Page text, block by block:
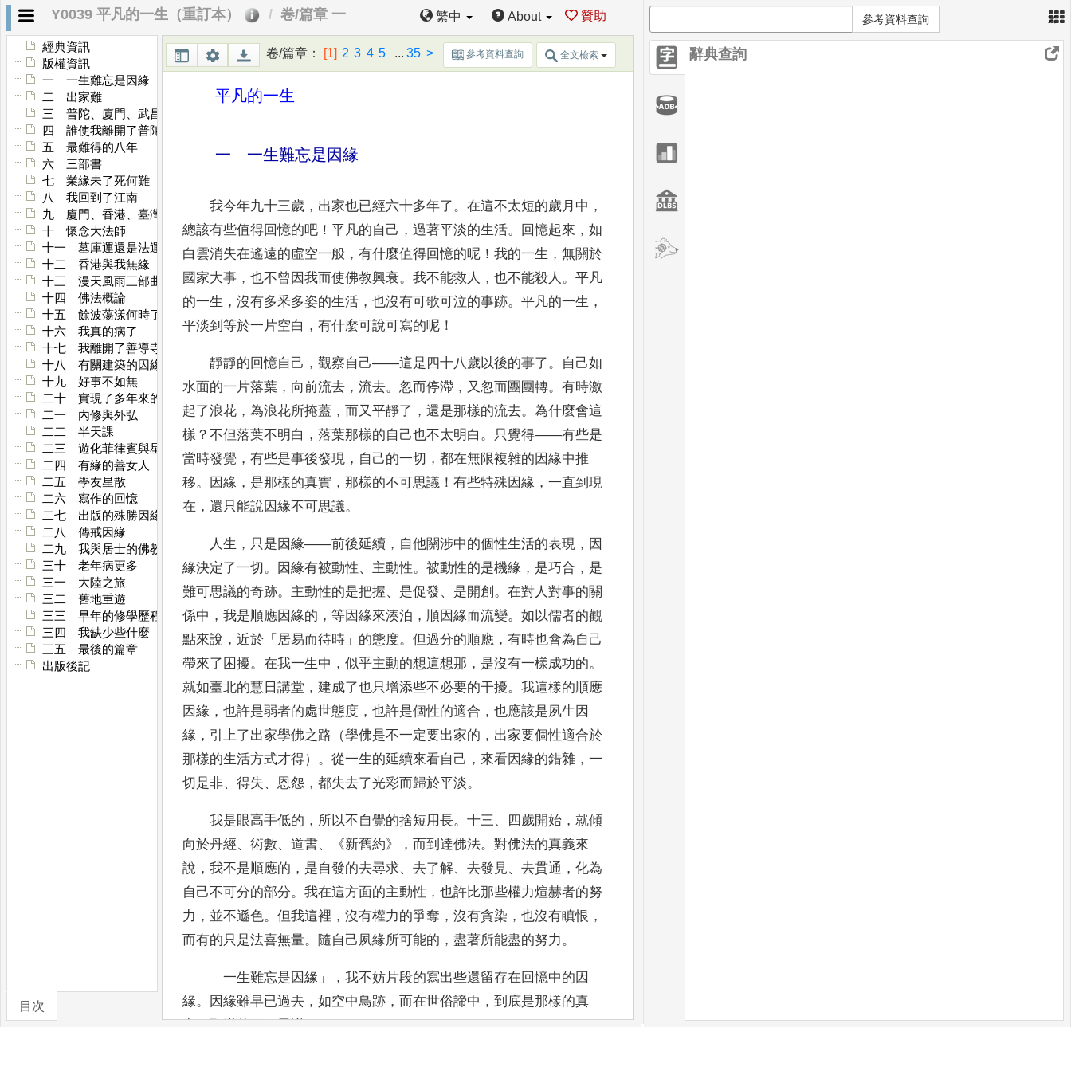
Y0039 平凡的一生（重訂本） 卷/篇章 一 繁中 About 贊助
經典資訊
版權資訊
一 一生難忘是因緣
二 出家難
三 普陀、廈門、武昌
四 誰使我離開了普陀
五 最難得的八年
六 三部書
七 業緣未了死何難
八 我回到了江南
九 廈門、香港、臺灣
十 懷念大法師
十一 墓庫運還是法運亨通
十二 香港與我無緣
十三 漫天風雨三部曲
十四 佛法概論
十五 餘波蕩漾何時了
十六 我真的病了
十七 我離開了善導寺
十八 有關建築的因緣
十九 好事不如無
二十 實現了多年來的願望
二一 內修與外弘
二二 半天課
二三 遊化菲律賓與星馬
二四 有緣的善女人
二五 學友星散
二六 寫作的回憶
二七 出版的殊勝因緣
二八 傳戒因緣
二九 我與居士的佛教事業
三十 老年病更多
三一 大陸之旅
三二 舊地重遊
三三 早年的修學歷程
三四 我缺少些什麼
三五 最後的篇章
出版後記
目次
卷/篇章 ： [1] 2 3 4 5 ... 35 > 參考資料查詢 全文檢索
平凡的一生
一 一生難忘是因緣
我今年九十三歲 ， 出家也已經六十多年了 。 在這不太短的歲月中 ，
總該有些值得回憶的吧 ！ 平凡的自己 ， 過著平淡的生活。 回憶起來 ， 如
白雲消失在遙遠的虛空一般 ， 有什麼值得回憶的呢 ！ 我的一生 ， 無關於
國家大事 ， 也不曾因我而使佛教興衰。 我不能救人 ， 也不能殺人 。 平凡
的一生 ， 沒有多釆多姿的生活 ， 也沒有可歌可泣的事跡。 平凡的一生 ，
平淡到等於一片空白 ， 有什麼可說可寫的呢 ！
靜靜的回憶自己 ， 觀察自己——這是四十八歲以後的事了 。
自己如
水面的一 片落葉 ， 向前流去 ， 流去。 忽而停滯 ， 又忽而團團轉。 有時激
起了浪花 ， 為浪花所掩蓋 ， 而又平靜了 ， 還是那樣的流去。 為什麼會這
樣 ？ 不但落葉不明白 ， 落葉那樣的自己也不太明白 。 只覺得——有些是
當時發覺 ， 有些是事後發現 ， 自己的一切 ， 都在無限複雜的因緣中推
移。 因緣 ， 是那樣的真實 ， 那樣的不可思議 ！ 有些特殊因緣 ， 一直到現
在 ， 還只能說因緣不可思議。
人生 ， 只是因緣——前後延續 ， 自他關涉中的個性生活的表現 ， 因
緣決定了一切 。 因緣有被動性、 主動性。 被動性的是機緣 ， 是巧合 ， 是
難可思議的奇跡。 主動性的是把握、 是促發、 是開創 。 在對人對事的關
係中 ， 我是順應因緣的 ， 等因緣來湊泊 ， 順因緣而流變。 如以儒者的觀
點來說 ， 近於 「 居易而待時 」 的態度。 但過分的順應 ， 有時也會為自己
帶來了困擾。 在我一生中 ， 似乎主動的想這想那 ， 是沒有一樣成功的。
就如臺北的慧日講堂 ， 建成了也只增添些不必要的干擾。 我這樣的順應
因緣 ， 也許是弱者的處世態度 ， 也許是個性的適合 ， 也應該是夙生因
緣 ， 引上了出家學佛之路（學佛是不一定要出家的 ， 出家要個性適合於
那樣的生活方式才得） 。 從一生的延續來看自己 ， 來看因緣的錯雜 ， 一
切是非、 得失、 恩怨 ， 都失去了光彩而歸於平淡。
我是眼高手低的 ， 所以不自覺的捨短用長。 十三、 四歲開始 ， 就傾
向於丹經、 術數、 道書、 《新舊約》 ， 而到達佛法。 對佛法的真義來
說 ， 我不是順應的 ， 是自發的去尋求、 去了解、 去發見、 去貫通 ， 化為
自己不可分的部分。 我在這方面的主動性 ， 也許比那些權力煊赫者的努
力 ， 並不遜色。 但我這裡 ， 沒有權力的爭奪 ， 沒有貪染 ， 也沒有瞋恨 ，
而有的只是法喜無量。 隨自己夙緣所可能的 ， 盡著所能盡的努力 。
「 一生難忘是因緣 」， 我不妨片段的寫出些還留存在回憶中的因
緣。 因緣雖早已過去 ， 如空中鳥跡 ， 而在世俗諦中 ， 到底是那樣的真
實，那樣的不可思議！
×
參考資料查詢
辭典查詢